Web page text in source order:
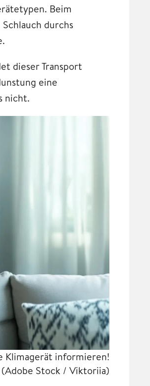
Beim
durchs
dieser Transport
eine
nicht.
Klimagerät informieren!
(Adobe Stock / Viktoriia)